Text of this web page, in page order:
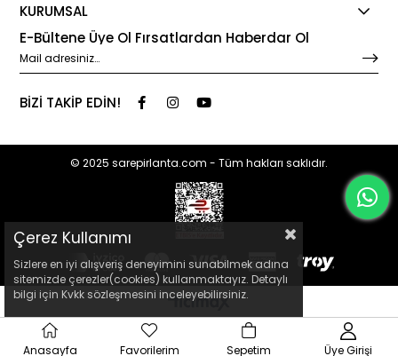
KURUMSAL
E-Bültene Üye Ol Fırsatlardan Haberdar Ol
BİZİ TAKİP EDİN!
© 2025 sarepirlanta.com - Tüm hakları saklıdır.
Çerez Kullanımı
Sizlere en iyi alışveriş deneyimini sunabilmek adına
sitemizde çerezler(cookies) kullanmaktayız. Detaylı
bilgi için Kvkk sözleşmesini inceleyebilirsiniz.
Anasayfa Favorilerim Sepetim Üye Girişi